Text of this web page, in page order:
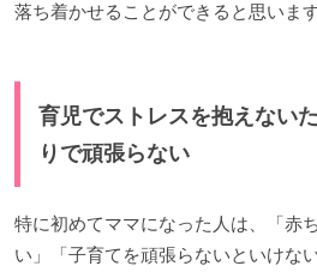
落ち着かせることができると思います
育児でストレスを抱えない
りで頑張らない
特に初めてママになった人は、「赤
い」「子育てを頑張らないといけな